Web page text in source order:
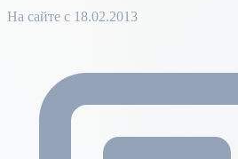
На сайте с 18.02.2013